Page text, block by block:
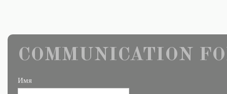
COMMUNICATION
Имя